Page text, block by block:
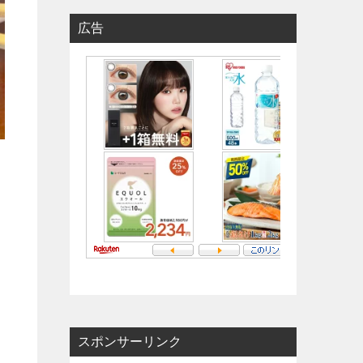
広告
スポンサーリンク